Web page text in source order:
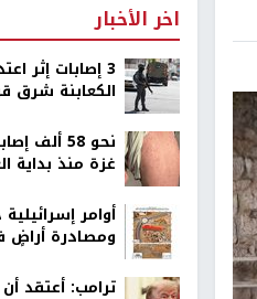
اخر الأخبار
‏3 إصابات إثر
الكعابنة شرق
نحو 58
غزة منذ بداية
أوامر
ومصادرة
ترامب: أعتقد